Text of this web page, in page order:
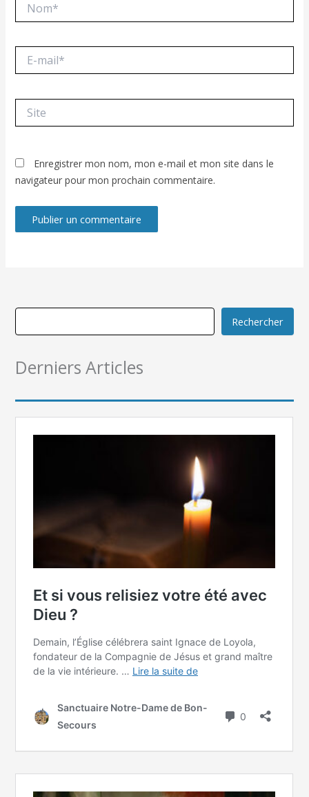
mail*
Enregistrer mon nom, mon e-mail et mon site dans le
navigateur pour mon prochain commentaire.
Rechercher
Derniers Articles